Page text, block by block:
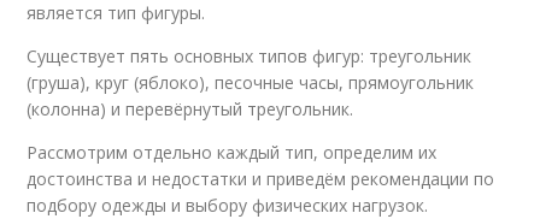
является тип фигуры.
Существует пять основных типов фигур: треугольник
(груша), круг (яблоко), песочные часы, прямоугольник
(колонна) и перевёрнутый треугольник.
Рассмотрим отдельно каждый тип, определим их
достоинства и недостатки и приведём рекомендации по
подбору одежды и выбору физических нагрузок.